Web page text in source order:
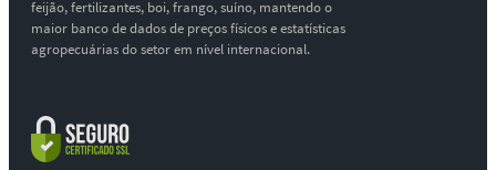
feijão, fertilizantes, boi, frango, suíno, mantendo o
maior banco de dados de preços físicos e estatísticas
agropecuárias do setor em nível internacional.